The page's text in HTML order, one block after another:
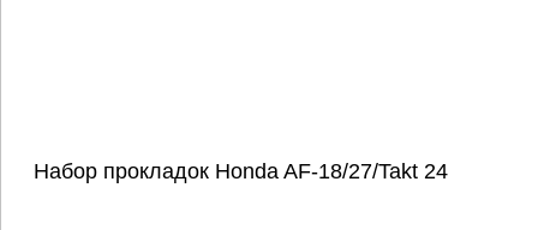
Набор прокладок Honda AF-18/27/Takt 24